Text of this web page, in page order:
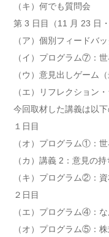
（キ）何でも質問会
第 3 日目（11 月 23 日・
（ア）個別フィードバ
（イ）プログラム⑦：
（ウ）意見出しゲーム（
（エ）リフレクション
今回取材した講義は以下
１日目
（オ）プログラム①：
（カ）講義 2：意見の
（キ）プログラム②：
２日目
（エ）プログラム④：
（オ）プログラム⑤：